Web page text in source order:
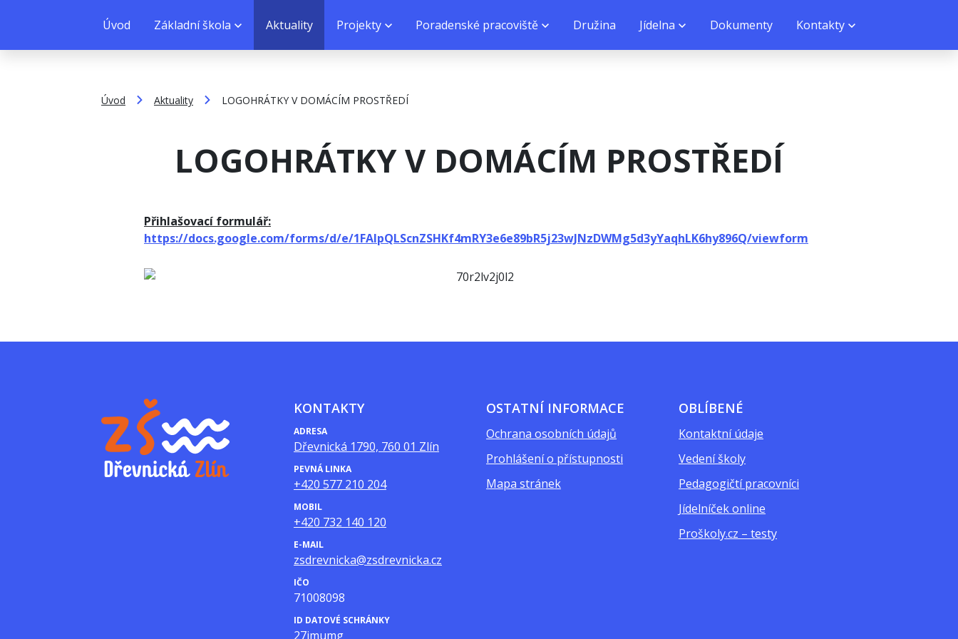
Úvod Základní škola Aktuality Projekty Poradenské pracoviště Družina Jídelna Dokumenty Kontakty
Úvod Aktuality LOGOHRÁTKY V DOMÁCÍM PROSTŘEDÍ
LOGOHRÁTKY V DOMÁCÍM PROSTŘEDÍ
Přihlašovací formulář:
https://docs.google.com/forms/d/e/1FAIpQLScnZSHKf4mRY3e6e89bR5j23wJNzDWMg5d3yYaqhLK6hy896Q/viewform
KONTAKTY
ADRESA
Dřevnická 1790, 760 01 Zlín
PEVNÁ LINKA
+420 577 210 204
MOBIL
+420 732 140 120
E-MAIL
zsdrevnicka@zsdrevnicka.cz
IČO
71008098
ID DATOVÉ SCHRÁNKY
27jmumg
OSTATNÍ INFORMACE
Ochrana osobních údajů
Prohlášení o přístupnosti
Mapa stránek
OBLÍBENÉ
Kontaktní údaje
Vedení školy
Pedagogičtí pracovníci
Jídelníček online
Proškoly.cz – testy